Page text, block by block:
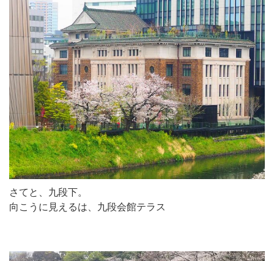
さてと、九段下。
向こうに見えるは、九段会館テラス